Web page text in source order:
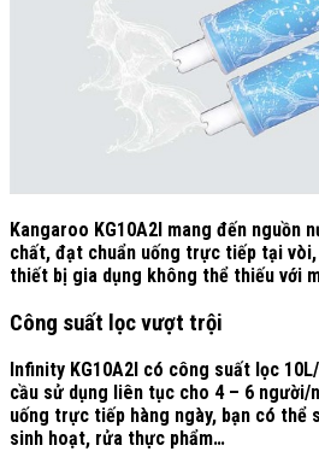
Kangaroo KG10A2I mang đến nguồn
chất, đạt chuẩn uống trực tiếp tại
thiết bị gia dụng không thể thiếu với
Công suất lọc vượt trội
Infinity KG10A2I có công suất lọc
cầu sử dụng liên tục cho 4 – 6 người/
uống trực tiếp hàng ngày, bạn có thể
sinh hoạt, rửa thực phẩm…